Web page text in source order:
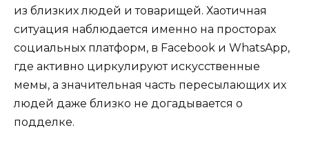
из близких людей и товарищей. Хаотичная
ситуация наблюдается именно на просторах
социальных платформ, в Facebook и WhatsApp,
где активно циркулируют искусственные
мемы, а значительная часть пересылающих их
людей даже близко не догадывается о
подделке.